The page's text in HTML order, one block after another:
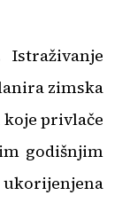
zimska
privlače
godišnjim